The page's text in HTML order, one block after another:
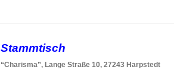
Stammtisch
“Charisma”, Lange Straße 10, 27243 Harpstedt